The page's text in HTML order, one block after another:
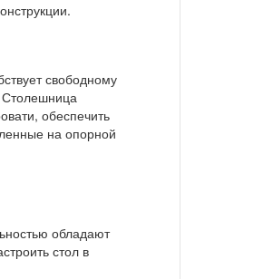
свободному
обеспечить
на опорной
обладают
стол в